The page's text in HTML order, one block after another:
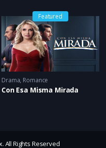
Featured
Drama, Romance
Con Esa Misma Mirada
All Rights Reserved